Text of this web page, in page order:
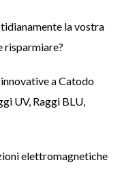
la vostra
risparmiare?
a Catodo
UV, Raggi BLU,
elettromagnetiche